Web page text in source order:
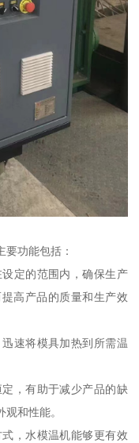
功能包括：
定的范围内，确保生产
高产品的质量和生产效
速将模具加热到所需温
，有助于减少产品的缺
和性能。
，水模温机能够更有效